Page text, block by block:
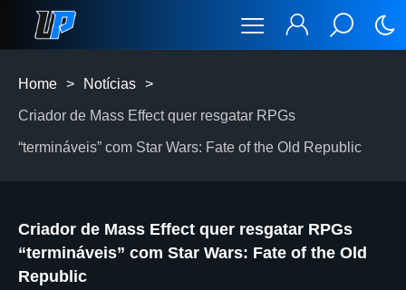
Home > Notícias >
Criador de Mass Effect quer resgatar RPGs
“termináveis” com Star Wars: Fate of the Old Republic
Criador de Mass Effect quer resgatar RPGs
“termináveis” com Star Wars: Fate of the Old
Republic